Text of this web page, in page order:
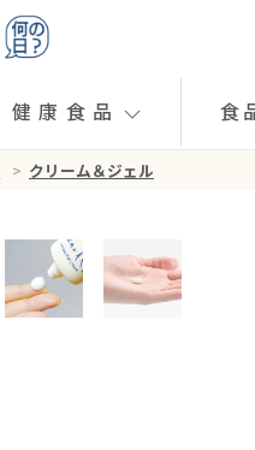
健康食品 食
> クリーム＆ジェル